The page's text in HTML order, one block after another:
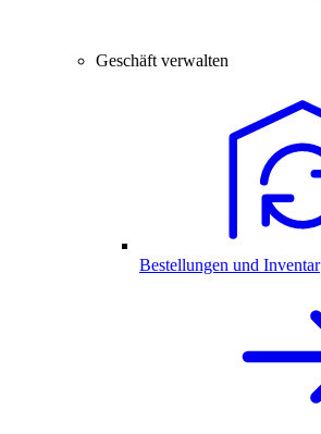
Geschäft verwalten
Bestellungen und Inventar